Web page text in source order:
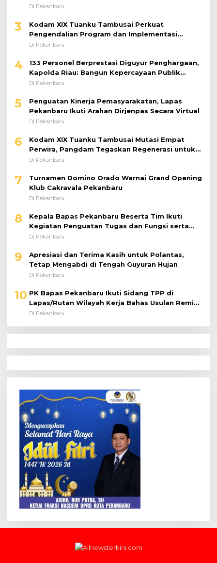
Bantuan Sosial
Di Pekanbaru
3
Kodam XIX Tuanku Tambusai Perkuat
Pengendalian Program dan Implementasi
Doktrin TNI AD
Di Pekanbaru
4
133 Personel Berprestasi Diguyur Penghargaan,
Kapolda Riau: Bangun Kepercayaan Publik
dengan Karya Nyata
Di Pekanbaru
5
Penguatan Kinerja Pemasyarakatan, Lapas
Pekanbaru Ikuti Arahan Dirjenpas Secara Virtual
Di Pekanbaru
6
Kodam XIX Tuanku Tambusai Mutasi Empat
Perwira, Pangdam Tegaskan Regenerasi untuk
Perkuat Kinerja Satuan
Di Pekanbaru
7
Turnamen Domino Orado Warnai Grand Opening
Klub Cakravala Pekanbaru
Di Pekanbaru
8
Kepala Bapas Pekanbaru Beserta Tim Ikuti
Kegiatan Penguatan Tugas dan Fungsi serta
Paparan Penempatan WBP ke Lapas Terbuka
Di Pekanbaru
9
Apresiasi dan Terima Kasih untuk Polantas,
Tetap Mengabdi di Tengah Guyuran Hujan
Di Pekanbaru
10 PK Bapas Pekanbaru Ikuti Sidang TPP di
Lapas/Rutan Wilayah Kerja Bahas Usulan Remisi
Umum Jelang Hari Kemerdekaan
Di Pekanbaru